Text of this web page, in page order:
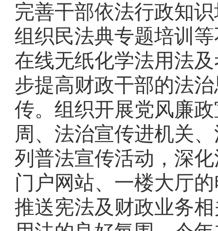
完善干部依法行政知
组织民法典专题培训
在线无纸化学法用法
步提高财政干部的法
传。 组织开展党风廉
周、法治宣传进机关
列普法宣传活动，深
门户网站、一楼大厅
推送宪法及财政业务